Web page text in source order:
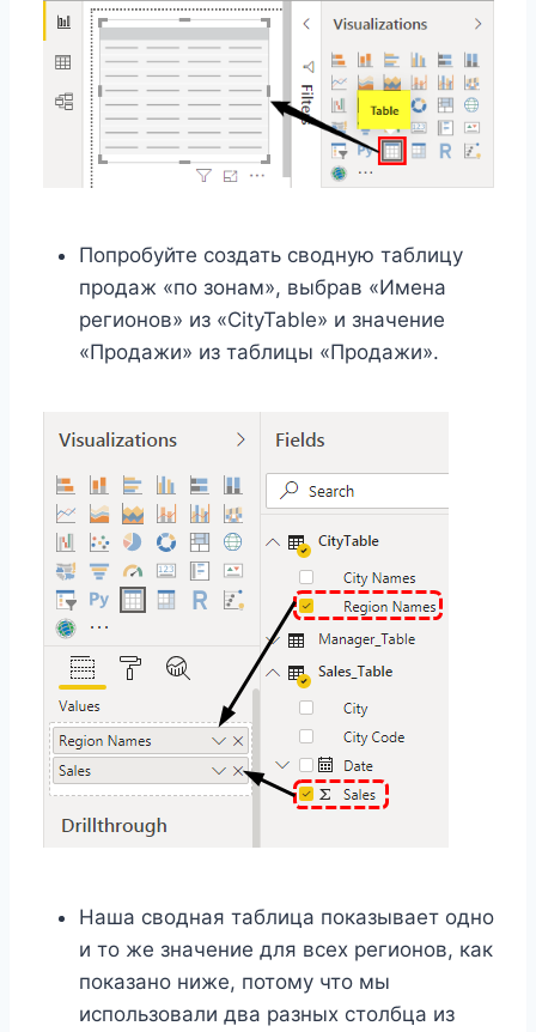
Попробуйте создать сводную таблицу
продаж «по зонам», выбрав «Имена
регионов» из «CityTable» и значение
«Продажи» из таблицы «Продажи».
Наша сводная таблица показывает одно
и то же значение для всех регионов, как
показано ниже, потому что мы
использовали два разных столбца из